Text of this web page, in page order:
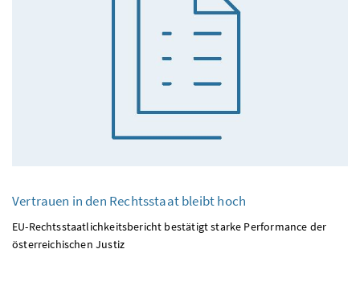
Vertrauen in den Rechtsstaat bleibt hoch
EU-Rechtsstaatlichkeitsbericht bestätigt starke Performance der
österreichischen Justiz